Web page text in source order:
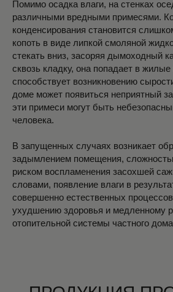
Помимо осадка влаги, на стенках
различными вредными примесями.
конденсирования становится
копоть в виде липкой смоляной
стекать вниз, засоряя дымоходный
сквозь кладку, она попадает в
способствует возникновению
доме может появиться неприятный
эти примеси могут быть
человека.
В запущенных случаях возникает
задымлением помещения,
риском воспламенения засохшей
словами, появление влаги в
совершенно естественных
ухудшению здоровья и медленному
отопительной системы частного